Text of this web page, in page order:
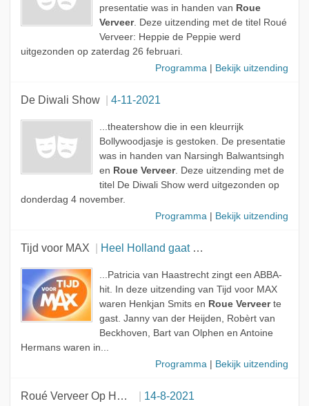
presentatie was in handen van Roue
Verveer. Deze uitzending met de titel Roué
Verveer: Heppie de Peppie werd
uitgezonden op zaterdag 26 februari.
Programma
Bekijk uitzending
De Diwali Show 4-11-2021
...theatershow die in een kleurrijk
Bollywoodjasje is gestoken. De presentatie
was in handen van Narsingh Balwantsingh
en Roue Verveer. Deze uitzending met de
titel De Diwali Show werd uitgezonden op
donderdag 4 november.
Programma
Bekijk uitzending
Tijd voor MAX Heel Holland gaat weer bakken
...Patricia van Haastrecht zingt een ABBA-
hit. In deze uitzending van Tijd voor MAX
waren Henkjan Smits en Roue Verveerte
gast. Janny van der Heijden, Robèrt van
Beckhoven, Bart van Olphen en Antoine
Hermans waren in...
Programma
Bekijk uitzending
Roué Verveer Op Het Laatste Moment 14-8-2021